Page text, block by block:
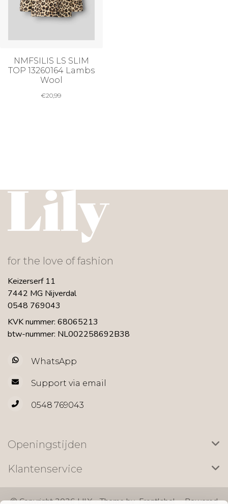
NMFSILIS LS SLIM
TOP 13260164 Lambs
Wool
€20,99
for the love of fashion
Keizerserf 11
7442 MG Nijverdal
0548 769043
KVK nummer: 68065213
btw-nummer: NL002258692B38
WhatsApp
Support via email
0548 769043
Openingstijden
Klantenservice
© Copyright 2026 LILY - Theme byFrontlabel- Powered